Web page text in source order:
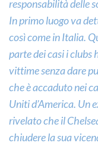
responsabilità delle
In primo luogo va
così come in Italia.
parte dei casi i
vittime senza dare
che è accaduto nei
Uniti d’America. Un
rivelato che il
chiudere la sua